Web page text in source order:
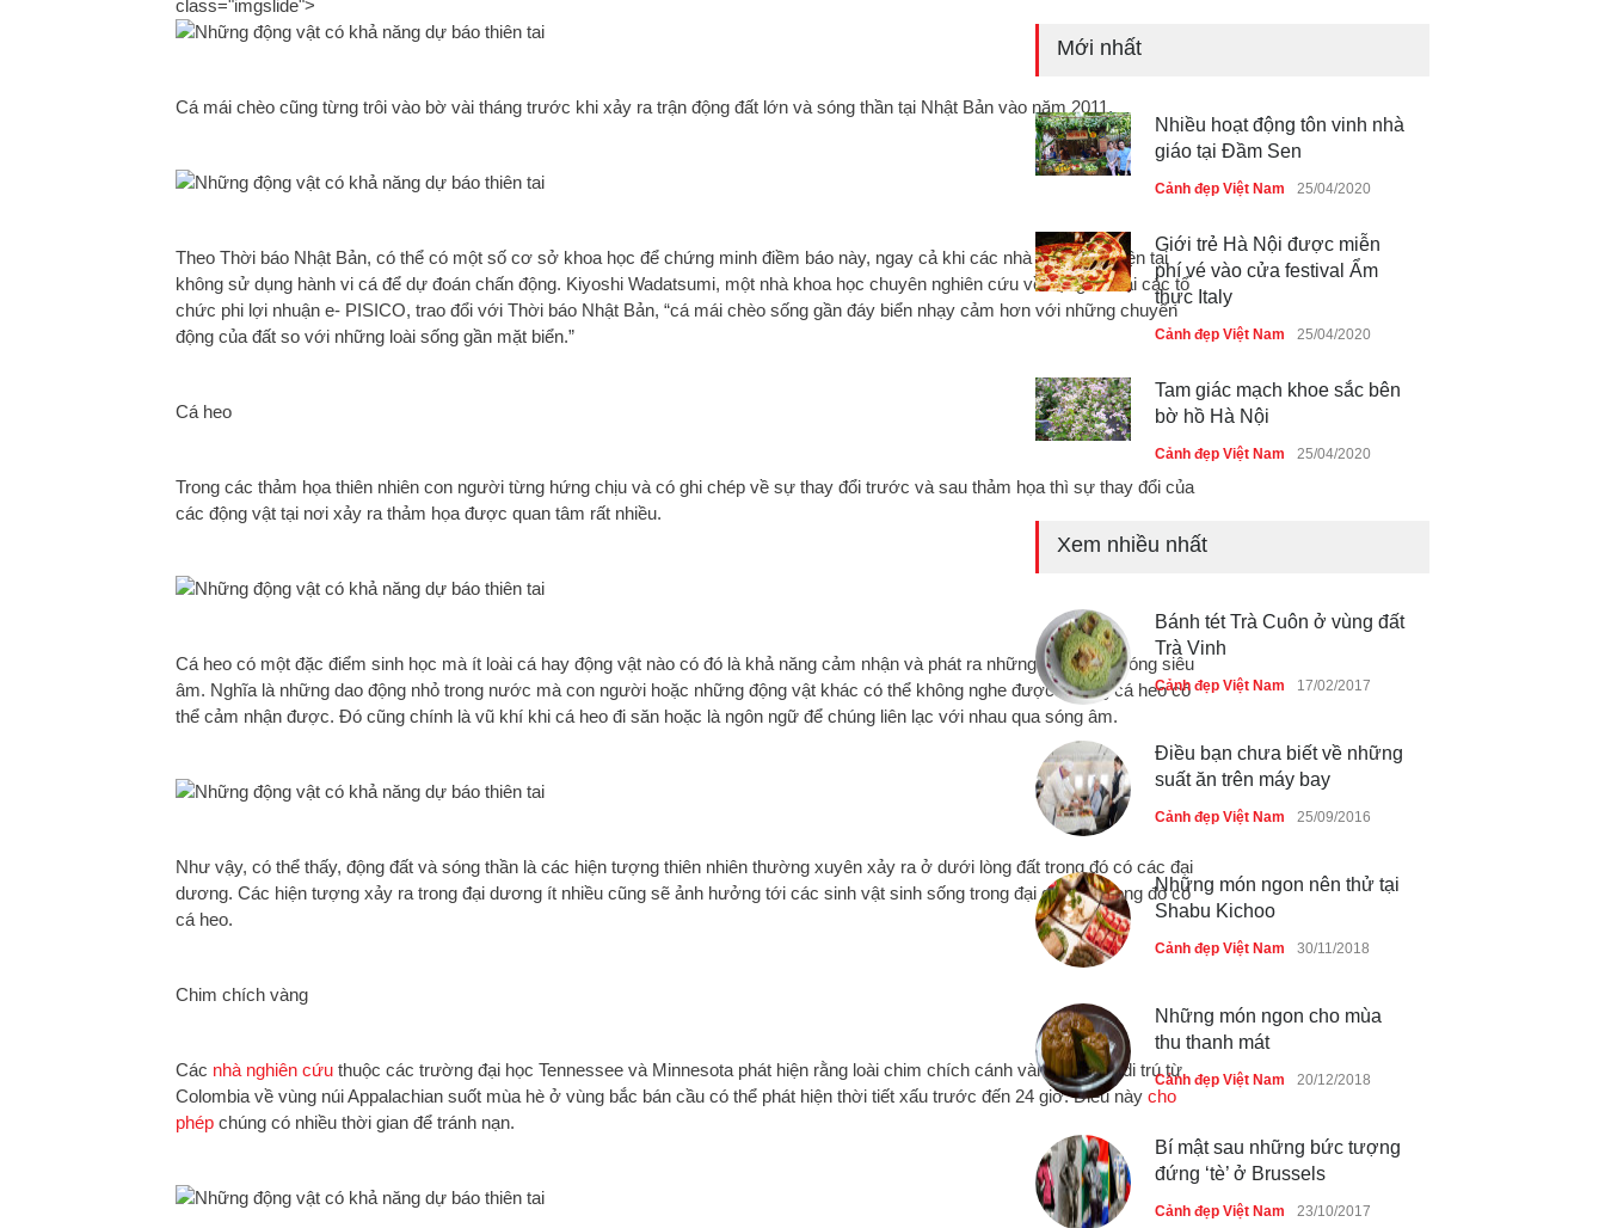
class="imgslide">
Cá mái chèo cũng từng trôi vào bờ vài tháng trước khi xảy ra trận động đất lớn và sóng thần tại Nhật Bản vào năm 2011.
Theo Thời báo Nhật Bản, có thể có một số cơ sở khoa học để chứng minh điềm báo này, ngay cả khi các nhà khoa học hiện tại
không sử dụng hành vi cá để dự đoán chấn động. Kiyoshi Wadatsumi, một nhà khoa học chuyên nghiên cứu về động đất tại các tổ
chức phi lợi nhuận e- PISICO, trao đổi với Thời báo Nhật Bản, “cá mái chèo sống gần đáy biển nhạy cảm hơn với những chuyển
động của đất so với những loài sống gần mặt biển.”
Cá heo
Trong các thảm họa thiên nhiên con người từng hứng chịu và có ghi chép về sự thay đổi trước và sau thảm họa thì sự thay đổi của
các động vật tại nơi xảy ra thảm họa được quan tâm rất nhiều.
Cá heo có một đặc điểm sinh học mà ít loài cá hay động vật nào có đó là khả năng cảm nhận và phát ra những sóng âm, sóng siêu
âm. Nghĩa là những dao động nhỏ trong nước mà con người hoặc những động vật khác có thể không nghe được nhưng cá heo có
thể cảm nhận được. Đó cũng chính là vũ khí khi cá heo đi săn hoặc là ngôn ngữ để chúng liên lạc với nhau qua sóng âm.
Như vậy, có thể thấy, động đất và sóng thần là các hiện tượng thiên nhiên thường xuyên xảy ra ở dưới lòng đất trong đó có các đại
dương. Các hiện tượng xảy ra trong đại dương ít nhiều cũng sẽ ảnh hưởng tới các sinh vật sinh sống trong đại dương, trong đó có
cá heo.
Chim chích vàng
Các nhà nghiên cứu thuộc các trường đại học Tennessee và Minnesota phát hiện rằng loài chim chích cánh vàng thường di trú từ
Colombia về vùng núi Appalachian suốt mùa hè ở vùng bắc bán cầu có thể phát hiện thời tiết xấu trước đến 24 giờ. Điều này cho
phép chúng có nhiều thời gian để tránh nạn.
Mới nhất
Nhiều hoạt động tôn vinh nhà
giáo tại Đầm Sen
Cảnh đẹp Việt Nam 25/04/2020
Giới trẻ Hà Nội được miễn
phí vé vào cửa festival Ẩm
thực Italy
Cảnh đẹp Việt Nam 25/04/2020
Tam giác mạch khoe sắc bên
bờ hồ Hà Nội
Cảnh đẹp Việt Nam 25/04/2020
du lịch quốc gia
Những món ăn đồng quê dân
dã ở Sài Gòn
Cảnh đẹp Việt Nam 25/04/2020
Xem nhiều nhất
Bánh tét Trà Cuôn ở vùng đất
Trà Vinh
Cảnh đẹp Việt Nam 17/02/2017
Điều bạn chưa biết về những
suất ăn trên máy bay
Cảnh đẹp Việt Nam 25/09/2016
Những món ngon nên thử tại
Shabu Kichoo
Cảnh đẹp Việt Nam 30/11/2018
Những món ngon cho mùa
thu thanh mát
Cảnh đẹp Việt Nam 20/12/2018
Bí mật sau những bức tượng
đứng ‘tè’ ở Brussels
Cảnh đẹp Việt Nam 23/10/2017